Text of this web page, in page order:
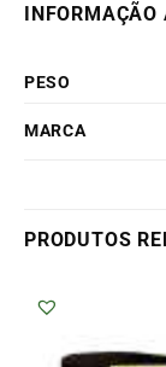
INFORMAÇÃO
PESO
MARCA
PRODUTOS